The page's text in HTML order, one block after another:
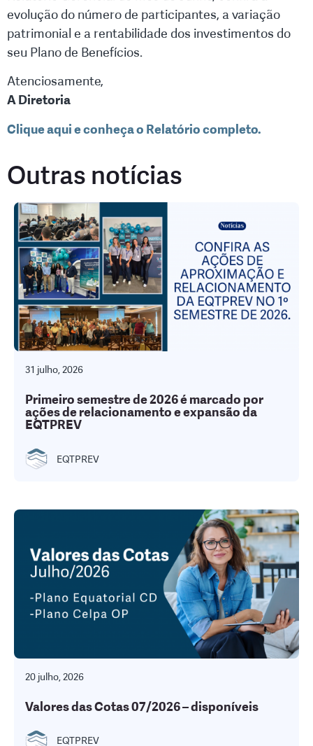
evolução do número de participantes, a variação
patrimonial e a rentabilidade dos investimentos do
seu Plano de Benefícios.
Atenciosamente,
A Diretoria
Clique aqui e conheça o Relatório completo.
Outras notícias
31 julho, 2026
Primeiro semestre de 2026 é marcado por
ações de relacionamento e expansão da
EQTPREV
EQTPREV
20 julho, 2026
Valores das Cotas 07/2026 – disponíveis
EQTPREV